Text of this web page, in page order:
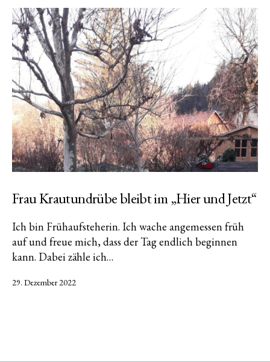
Frau Krautundrübe bleibt im „Hier und Jetzt“
Ich bin Frühaufsteherin. Ich wache angemessen früh
auf und freue mich, dass der Tag endlich beginnen
kann. Dabei zähle ich…
Veröffentlicht
29. Dezember 2022